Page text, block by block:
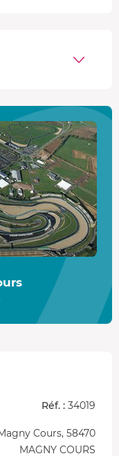
le bâtiment
Réf. : 34019
Cours, 58470
MAGNY COURS